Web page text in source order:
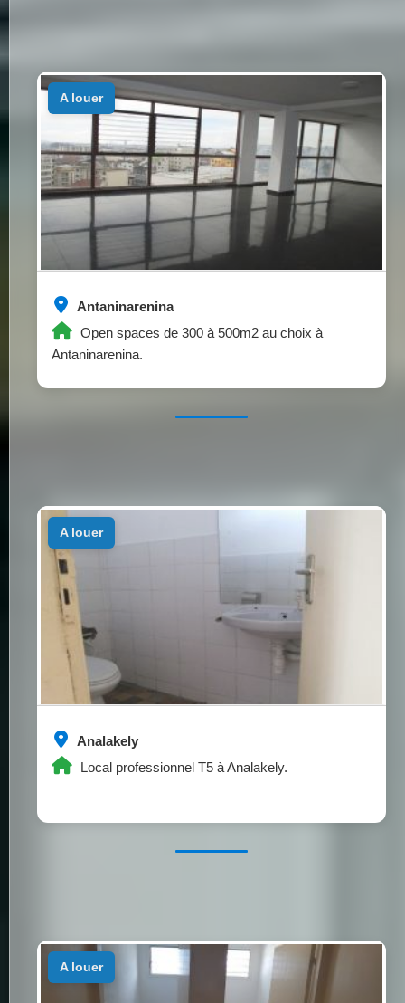
Antaninarenina
Open spaces de 300 à 500m2 au choix à
Antaninarenina.
a louer
Analakely
Local professionnel T5 à Analakely.
a louer
a louer